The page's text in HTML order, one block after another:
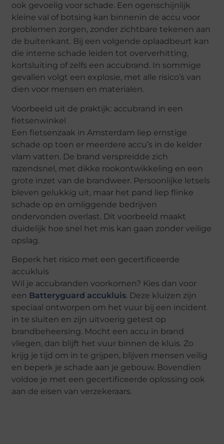
ook gevoelig voor schade. Een ogenschijnlijk
kleine val of botsing kan binnenin de accu voor
problemen zorgen, zonder zichtbare tekenen aan
de buitenkant. Bij een volgende oplaadbeurt kan
die interne schade leiden tot oververhitting,
kortsluiting of zelfs een accubrand. In sommige
gevallen volgt een explosie, met alle risico’s van
dien voor mensen en materialen.
Voorbeeld uit de praktijk: accubrand in een
fietsenwinkel
Een fietsenzaak in Amsterdam liep ernstige
schade op toen er meerdere accu’s in de kelder
vlam vatten. De brand verspreidde zich
razendsnel, met dikke rookontwikkeling en een
grote inzet van de brandweer. Persoonlijke letsels
bleven gelukkig uit, maar het pand liep flinke
schade op en omliggende bedrijven
ondervonden overlast. Dit voorbeeld maakt
duidelijk hoe snel het mis kan gaan zonder veilige
opslag.
Beperk het risico met een gecertificeerde
accukluis
Wil je accubranden voorkomen? Kies dan voor
een Batteryguard accukluis. Deze kluizen zijn
speciaal ontworpen om het vuur bij een incident
in te sluiten en zijn uitvoerig getest op
brandbeheersing. Mocht een accu in brand
vliegen, dan blijft het vuur binnen de kluis. Zo
krijg je tijd om in te grijpen, blijven mensen veilig
en beperk je schade aan je gebouw. Bovendien
voldoe je met een gecertificeerde oplossing ook
aan de eisen van verzekeraars.